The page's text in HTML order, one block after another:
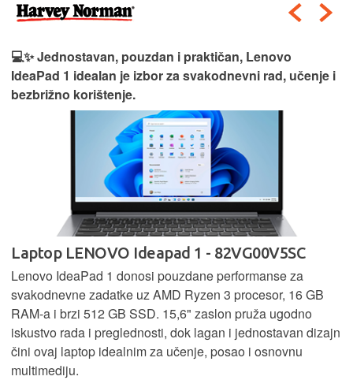
💻✨ Jednostavan, pouzdan i praktičan, Lenovo
IdeaPad 1 idealan je izbor za svakodnevni rad, učenje i
bezbrižno korištenje.
Laptop LENOVO Ideapad 1 - 82VG00V5SC
Lenovo IdeaPad 1 donosi pouzdane performanse za
svakodnevne zadatke uz AMD Ryzen 3 procesor, 16 GB
RAM-a i brzi 512 GB SSD. 15,6" zaslon pruža ugodno
iskustvo rada i preglednosti, dok lagan i jednostavan dizajn
čini ovaj laptop idealnim za učenje, posao i osnovnu
multimediju.